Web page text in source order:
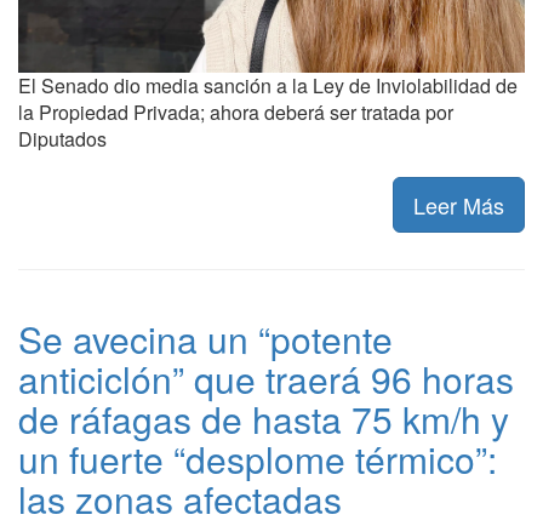
El Senado dio media sanción a la Ley de Inviolabilidad de
la Propiedad Privada; ahora deberá ser tratada por
Diputados
Leer Más
Se avecina un “potente
anticiclón” que traerá 96 horas
de ráfagas de hasta 75 km/h y
un fuerte “desplome térmico”:
las zonas afectadas